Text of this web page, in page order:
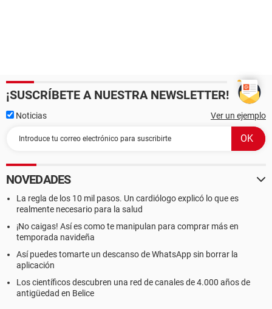
¡SUSCRÍBETE A NUESTRA NEWSLETTER!
Noticias Ver un ejemplo
NOVEDADES
La regla de los 10 mil pasos. Un cardiólogo explicó lo que es
realmente necesario para la salud
¡No caigas! Así es como te manipulan para comprar más en
temporada navideña
Así puedes tomarte un descanso de WhatsApp sin borrar la
aplicación
Los científicos descubren una red de canales de 4.000 años de
antigüedad en Belice